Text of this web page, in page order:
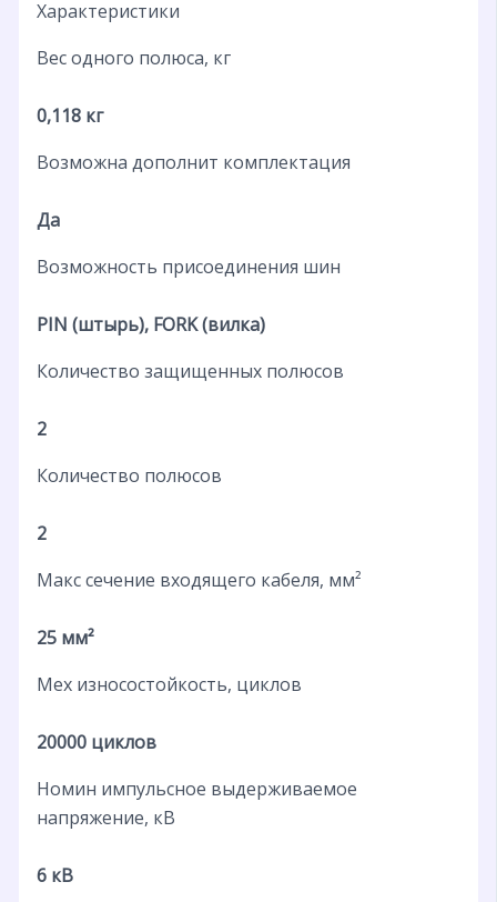
Характеристики
Вес одного полюса, кг
0,118 кг
Возможна дополнит комплектация
Да
Возможность присоединения шин
PIN (штырь), FORK (вилка)
Количество защищенных полюсов
2
Количество полюсов
2
Макс сечение входящего кабеля, мм²
25 мм²
Мех износостойкость, циклов
20000 циклов
Номин импульсное выдерживаемое
напряжение, кВ
6 кВ